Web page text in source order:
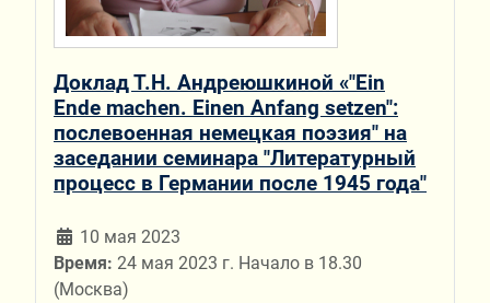
Доклад Т.Н. Андреюшкиной «"Ein
Ende machen. Einen Anfang setzen":
послевоенная немецкая поэзия" на
заседании семинара "Литературный
процесс в Германии после 1945 года"
10 мая 2023
Время: 24 мая 2023 г. Начало в 18.30
(Москва)